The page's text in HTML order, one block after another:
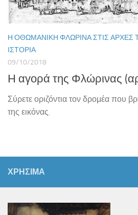
Η ΟΘΩΜΑΝΙΚΉ ΦΛΏΡΙΝΑ ΣΤΙΣ ΑΡΧΈΣ
ΙΣΤΟΡΊΑ
09/10/2018
Η αγορά της Φλώρινας
Σύρετε οριζόντια τον δρομέα που
της εικόνας.
ΧΡΗΣΙΜΑ